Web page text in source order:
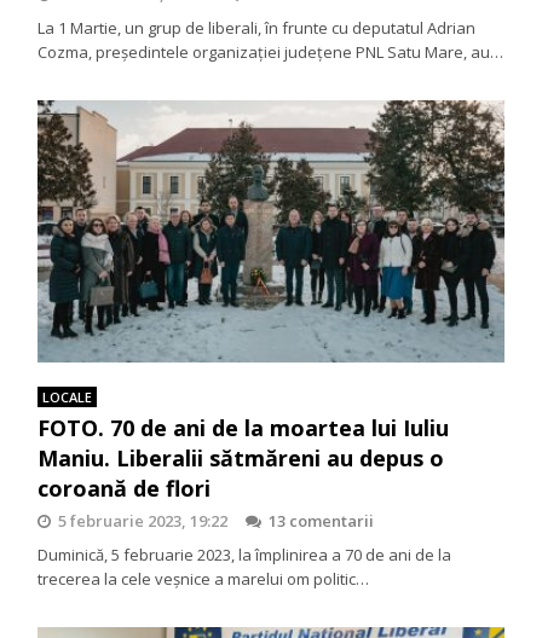
La 1 Martie, un grup de liberali, în frunte cu deputatul Adrian
Cozma, președintele organizației județene PNL Satu Mare, au…
LOCALE
FOTO. 70 de ani de la moartea lui Iuliu
Maniu. Liberalii sătmăreni au depus o
coroană de flori
5 februarie 2023, 19:22
13 comentarii
Duminică, 5 februarie 2023, la împlinirea a 70 de ani de la
trecerea la cele veșnice a marelui om politic…